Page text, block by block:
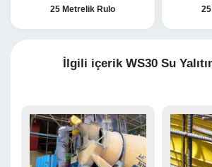
25 Metrelik Rulo
İlgili içerik WS30 Su